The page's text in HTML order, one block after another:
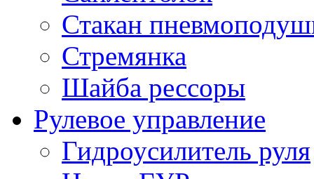
Стакан
Стремянка
Шайба рессоры
Рулевое управление
Гидроусилитель руля